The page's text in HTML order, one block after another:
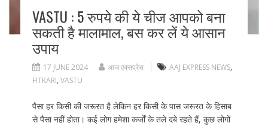
VASTU : 5 रुपये की ये चीज आपको बना
सकती है मालामाल, बस कर लें ये आसान
उपाय
17 JUNE 2024 आज एक्सप्रेस AAJ EXPRESS NEWS,
FITKARI, VASTU
पैसा हर किसी की जरूरत है लेकिन हर किसी के पास जरूरत के हिसाब
से पैसा नहीं होता। कई लोग हमेशा कर्जों के तले दबे रहते हैं, कुछ लोगों